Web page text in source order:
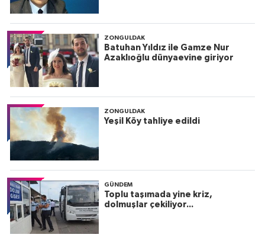
ZONGULDAK
Batuhan Yıldız ile Gamze Nur
Azaklıoğlu dünyaevine giriyor
ZONGULDAK
Yeşil Köy tahliye edildi
GÜNDEM
Toplu taşımada yine kriz,
dolmuşlar çekiliyor...